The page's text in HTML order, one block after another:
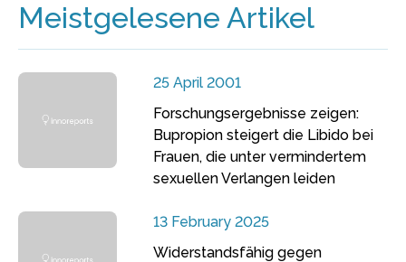
Meistgelesene Artikel
25 April 2001
Forschungsergebnisse zeigen:
Bupropion steigert die Libido bei
Frauen, die unter vermindertem
sexuellen Verlangen leiden
13 February 2025
Widerstandsfähig gegen